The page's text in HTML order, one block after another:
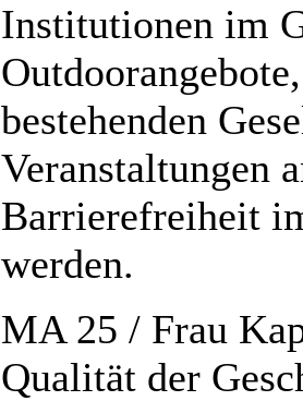
Institutionen im
bestehenden
Veranstaltungen
Barrierefreiheit
werden.
MA 25 / Frau
Qualität der